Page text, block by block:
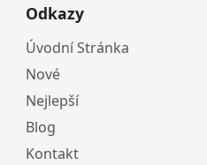
Odkazy
Úvodní Stránka
Nové
Nejlepší
Blog
Kontakt